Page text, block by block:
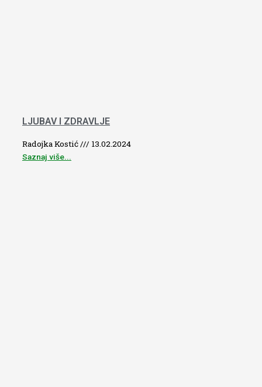
LJUBAV I ZDRAVLJE
Radojka Kostić 13.02.2024
Saznaj više...